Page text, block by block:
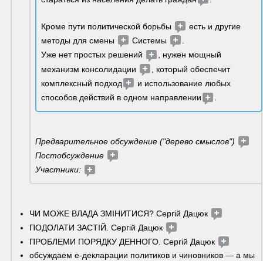
Кроме пути политической борьбы
есть и другие
методы для смены
Системы
Уже нет простых решений
, нужен мощный
механизм консолидации
, который обеспечит
комплексный подход
и использование любых
способов действий в одном направлении
.
Предварительное обсуждение ("дерево смыслов")
Постобсуждение
Участники:
ЧИ МОЖЕ ВЛАДА ЗМІНИТИСЯ? Сергій Дацюк
ПОДОЛАТИ ЗАСТІЙ. Сергій Дацюк
ПРОБЛЕМИ ПОРЯДКУ ДЕННОГО. Сергій Дацюк
обсуждаем е-декларации политиков и чиновников — а мы